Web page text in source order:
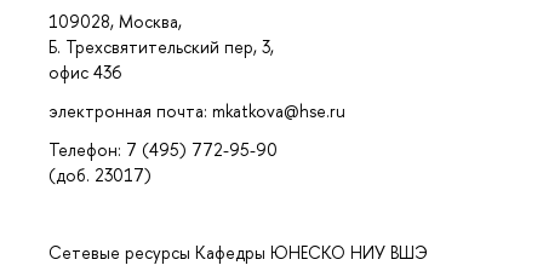
109028, Москва,
Б. Трехсвятительский пер, 3,
офис 436
электронная почта: mkatkova@hse.ru
Телефон: 7 (495) 772-95-90
(доб. 23017)
Сетевые ресурсы Кафедры ЮНЕСКО НИУ ВШЭ